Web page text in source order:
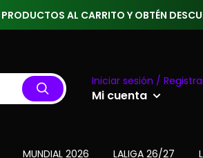
AL CARRITO Y OBTÉN
Iniciar sesión /
Mi cuenta
MUNDIAL 2026 LALIGA 26/27